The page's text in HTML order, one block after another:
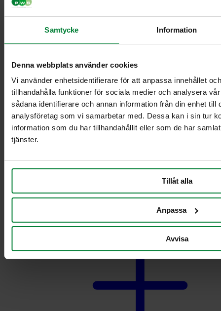
Samtycke Information
Denna webbplats använder cookies
Vi använder enhetsidentifierare för att anpassa innehållet
tillhandahålla funktioner för sociala medier och analysera
sådana identifierare och annan information från din enhet
analysföretag som vi samarbetar med. Dessa kan i sin tur
information som du har tillhandahållit eller som de har
tjänster.
Tillåt alla
Anpassa
Avvisa
Levy Bio-kasetin
mini-telineeseen
Säkinpidike Midi
Dynamic FZB
Säkinpidike Midi
Dynamic FZB
Säkinpidike Mini
FZB
Lisävarusteet jätekäsittely sisätiloissa